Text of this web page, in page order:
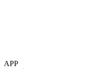
APP